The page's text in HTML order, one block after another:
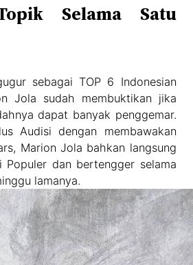
Selama Satu
sebagai TOP 6 Indonesian
Jola sudah membuktikan jika
dapat banyak penggemar.
Audisi dengan membawakan
Marion Jola bahkan langsung
Populer dan bertengger selama
lamanya.